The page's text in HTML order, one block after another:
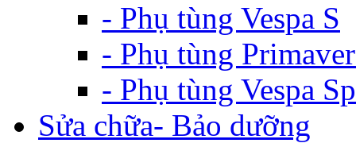
- Phụ tùng Vespa S
- Phụ tùng
- Phụ tùng Vespa
Sửa chữa- Bảo dưỡng